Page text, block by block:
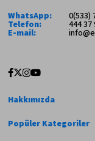
WhatsApp: 0(533)
Telefon: 444 37
E-mail:
Hakkımızda
Popüler Kategoriler